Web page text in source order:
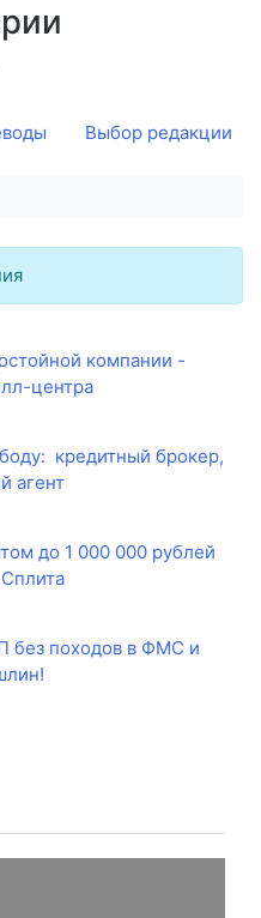
Выбор редакции
компании -
центра
кредитный брокер,
агент
до 1 000 000 рублей
без походов в ФМС и